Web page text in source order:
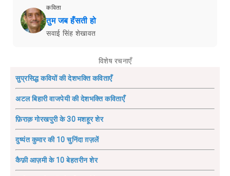
कविता
तुम जब हँसती हो
सवाई सिंह शेखावत
विशेष रचनाएँ
सुप्रसिद्ध कवियों की देशभक्ति कविताएँ
अटल बिहारी वाजपेयी की देशभक्ति कविताएँ
फ़िराक़ गोरखपुरी के 30 मशहूर शेर
दुष्यंत कुमार की 10 चुनिंदा ग़ज़लें
कैफ़ी आज़मी के 10 बेहतरीन शेर